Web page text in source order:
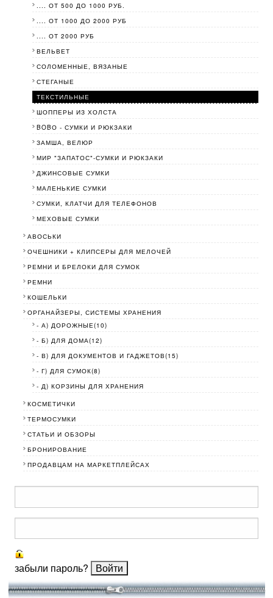
.... ОТ 500 ДО 1000 РУБ.
.... ОТ 1000 ДО 2000 РУБ
.... ОТ 2000 РУБ
ВЕЛЬВЕТ
СОЛОМЕННЫЕ, ВЯЗАНЫЕ
СТЕГАНЫЕ
ТЕКСТИЛЬНЫЕ
ШОППЕРЫ ИЗ ХОЛСТА
BOBО - СУМКИ И РЮКЗАКИ
ЗАМША, ВЕЛЮР
МИР "ЗАПАТОС"-СУМКИ И РЮКЗАКИ
ДЖИНСОВЫЕ СУМКИ
МАЛЕНЬКИЕ СУМКИ
СУМКИ, КЛАТЧИ ДЛЯ ТЕЛЕФОНОВ
МЕХОВЫЕ СУМКИ
АВОСЬКИ
ОЧЕШНИКИ + КЛИПСЕРЫ ДЛЯ МЕЛОЧЕЙ
РЕМНИ И БРЕЛОКИ ДЛЯ СУМОК
РЕМНИ
КОШЕЛЬКИ
ОРГАНАЙЗЕРЫ, СИСТЕМЫ ХРАНЕНИЯ
- А) ДОРОЖНЫЕ(10)
- Б) ДЛЯ ДОМА(12)
- В) ДЛЯ ДОКУМЕНТОВ И ГАДЖЕТОВ(15)
- Г) ДЛЯ СУМОК(8)
- Д) КОРЗИНЫ ДЛЯ ХРАНЕНИЯ
КОСМЕТИЧКИ
ТЕРМОСУМКИ
СТАТЬИ И ОБЗОРЫ
БРОНИРОВАНИЕ
ПРОДАВЦАМ НА МАРКЕТПЛЕЙСАХ
забыли пароль?